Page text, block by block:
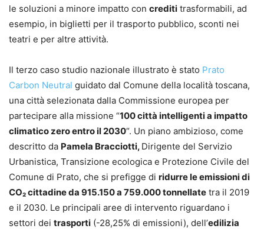
le soluzioni a minore impatto con crediti trasformabili, ad
esempio, in biglietti per il trasporto pubblico, sconti nei
teatri e per altre attività.
Il terzo caso studio nazionale illustrato è stato Prato
Carbon Neutral guidato dal Comune della località toscana,
una città selezionata dalla Commissione europea per
partecipare alla missione “100 città intelligenti a impatto
climatico zero entro il 2030“. Un piano ambizioso, come
descritto da Pamela Bracciotti, Dirigente del Servizio
Urbanistica, Transizione ecologica e Protezione Civile del
Comune di Prato, che si prefigge di ridurre le emissioni di
CO₂ cittadine da 915.150 a 759.000 tonnellate tra il 2019
e il 2030. Le principali aree di intervento riguardano i
settori dei trasporti (-28,25% di emissioni), dell’edilizia